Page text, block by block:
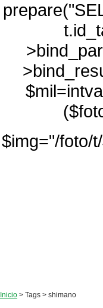
$img="/foto/
Inicio > Tags > shimano